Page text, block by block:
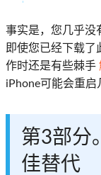
事实是，您几乎没
即使您已经下载
作时还是有些棘手
iPhone可能会重启
第3部分
佳替代